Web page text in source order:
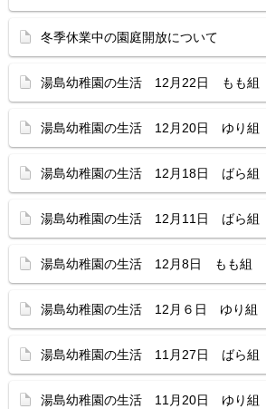
冬季休業中の園庭開放について
湯島幼稚園の生活 12月22日 もも組
湯島幼稚園の生活 12月20日 ゆり組
湯島幼稚園の生活 12月18日 ばら組
湯島幼稚園の生活 12月11日 ばら組
湯島幼稚園の生活 12月8日 もも組
湯島幼稚園の生活 12月６日 ゆり組
湯島幼稚園の生活 11月27日 ばら組
湯島幼稚園の生活 11月20日 ゆり組